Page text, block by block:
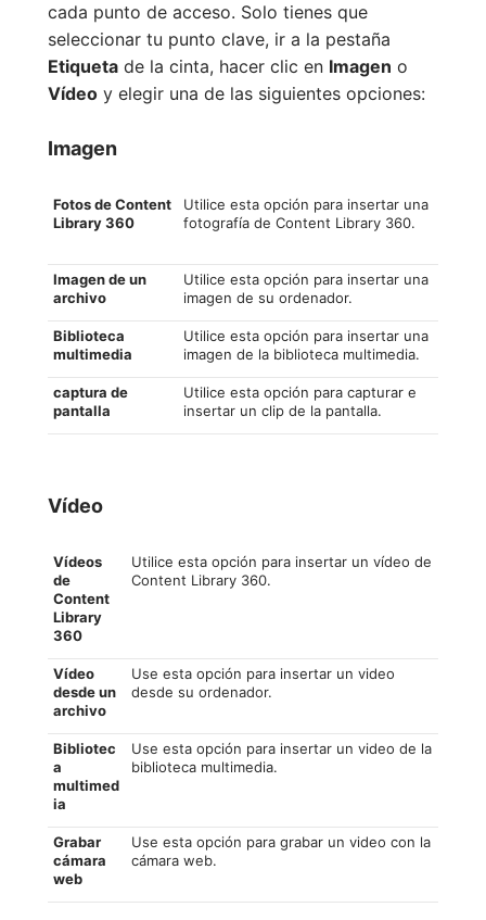
cada punto de acceso. Solo tienes que
seleccionar tu punto clave, ir a la pestaña
Etiqueta de la cinta, hacer clic en Imagen o
Vídeo y elegir una de las siguientes opciones:
Imagen
Fotos de Content
Library 360
Utilice esta opción para insertar una
fotografía de Content Library 360.
Imagen de un
archivo
Utilice esta opción para insertar una
imagen de su ordenador.
Biblioteca
multimedia
Utilice esta opción para insertar una
imagen de la biblioteca multimedia.
captura de
pantalla
Utilice esta opción para capturar e
insertar un clip de la pantalla.
Vídeo
Vídeos
de
Content
Library
360
Utilice esta opción para insertar un vídeo de
Content Library 360.
Vídeo
desde un
archivo
Use esta opción para insertar un video
desde su ordenador.
Bibliotec
a
multimed
ia
Use esta opción para insertar un video de la
biblioteca multimedia.
Grabar
cámara
web
Use esta opción para grabar un video con la
cámara web.